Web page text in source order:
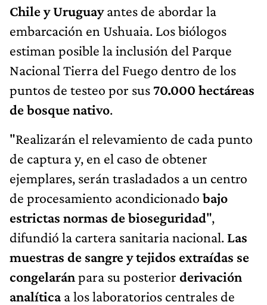
Chile y Uruguayantes de abordar la
embarcación en Ushuaia. Los biólogos
estiman posible la inclusión del Parque
Nacional Tierra del Fuego dentro de los
puntos de testeo por sus 70.000 hectáreas
de bosque nativo.
"Realizarán el relevamiento de cada punto
de captura y, en el caso de obtener
ejemplares, serán trasladados a un centro
de procesamiento acondicionado bajo
estrictas normas de bioseguridad",
difundió la cartera sanitaria nacional. Las
muestras de sangre y tejidos extraídas se
congelaránpara su posterior derivación
analíticaa los laboratorios centrales de